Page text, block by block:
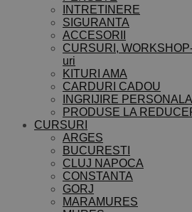
INTRETINERE
SIGURANTA
ACCESORII
CURSURI,
uri
KITURI AMA
CARDURI CADOU
INGRIJIRE PERSONALA
PRODUSE LA
CURSURI
ARGES
BUCURESTI
CLUJ NAPOCA
CONSTANTA
GORJ
MARAMURES